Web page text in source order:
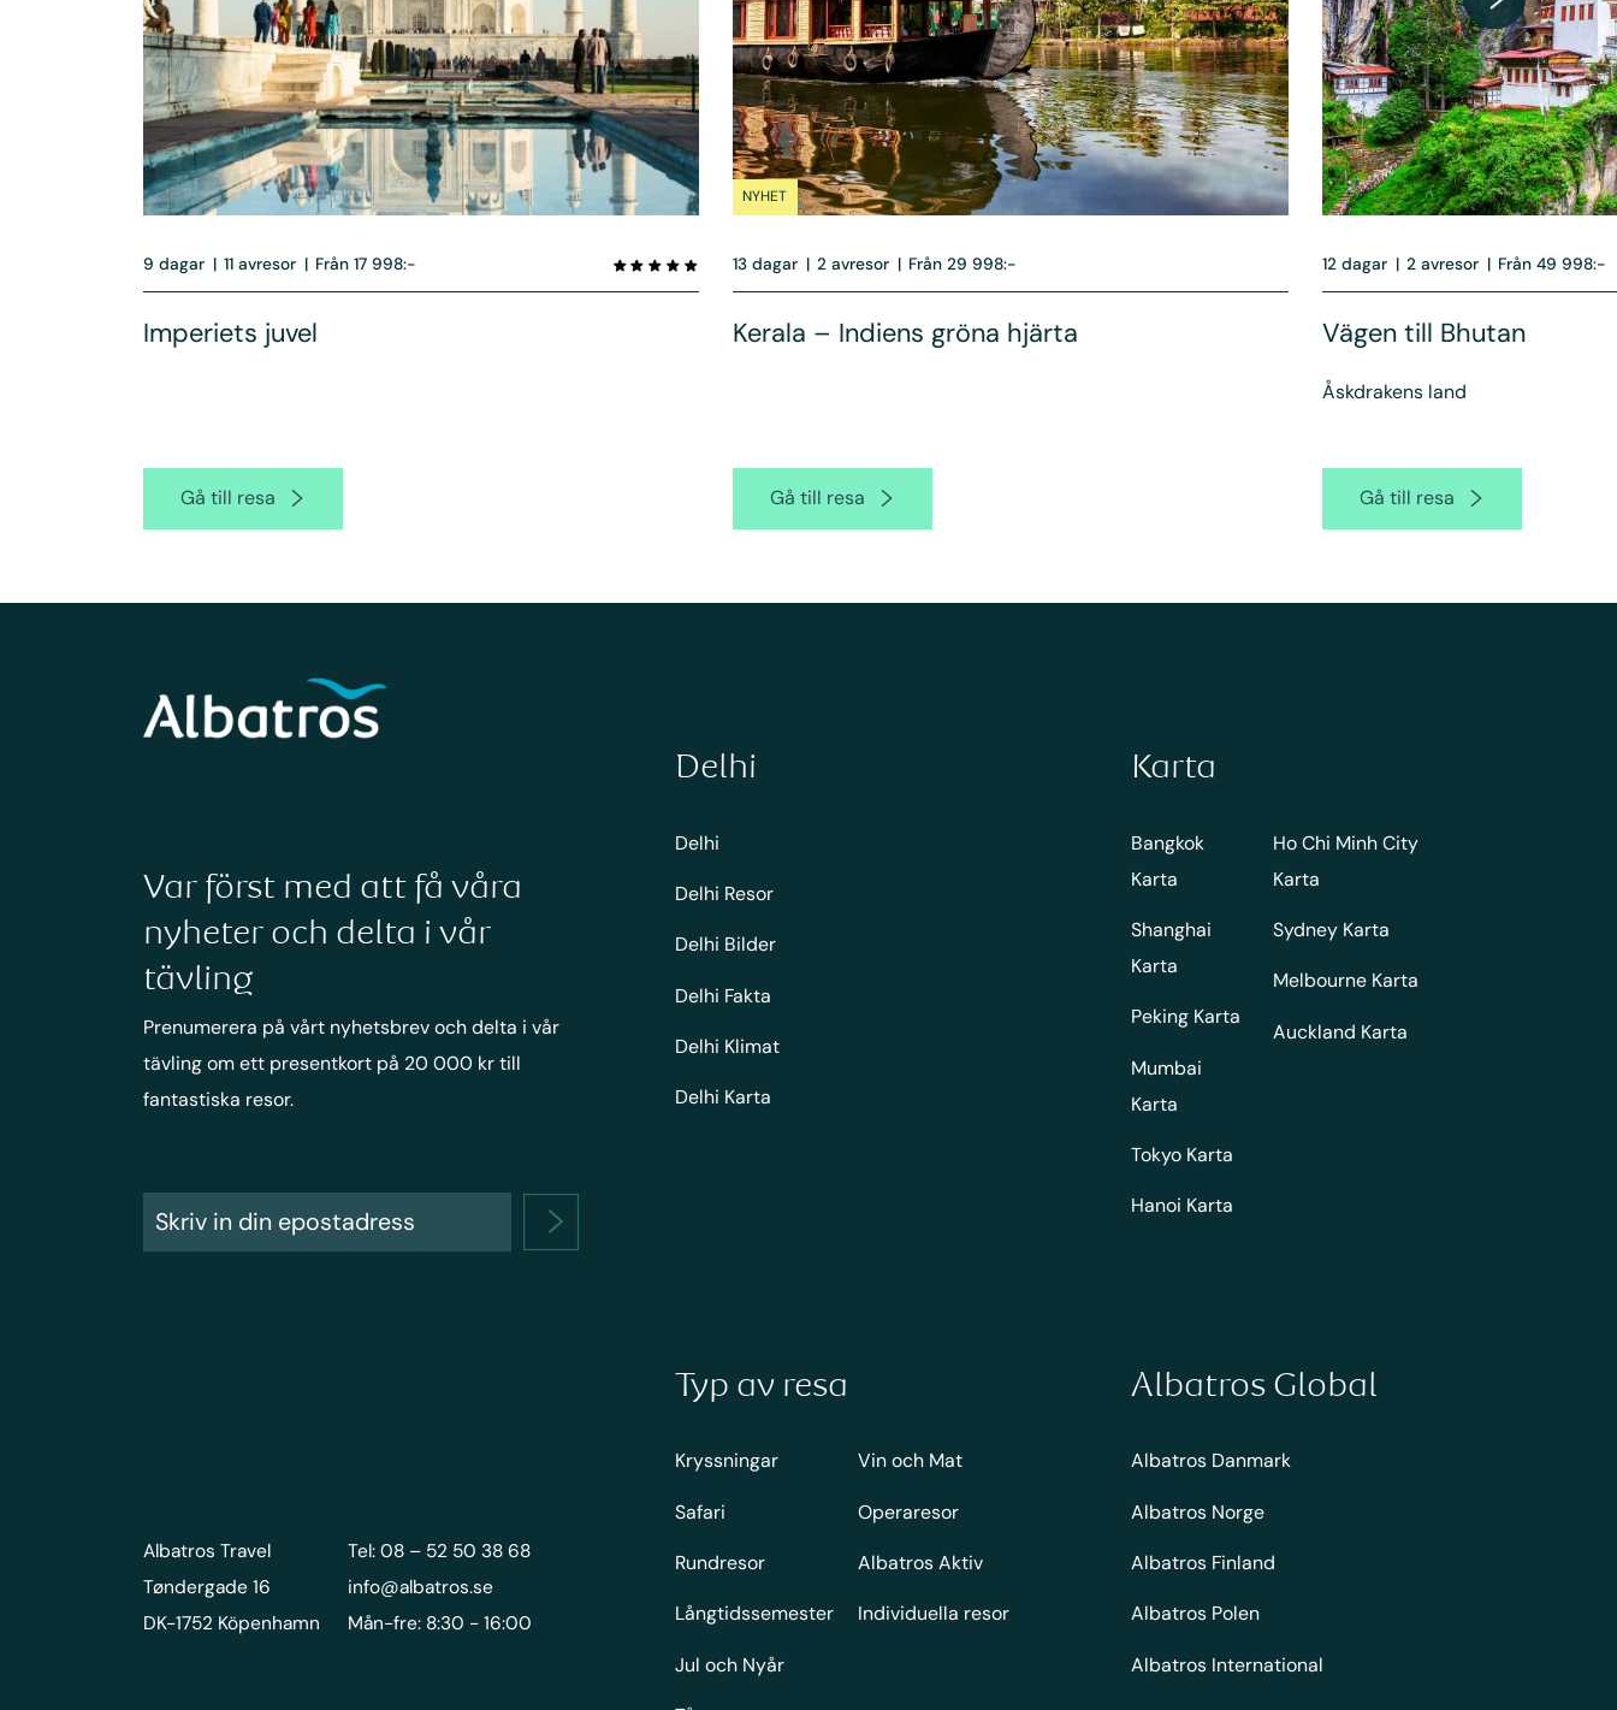
9 dagar | 11 avresor | Från 17 998:-
Imperiets juvel
Gå till resa
NYHET
13 dagar | 2 avresor | Från 29 998:-
Kerala – Indiens gröna hjärta
Gå till resa
12 dagar | 2 avresor | Från 49 998:-
Vägen till Bhutan
Åskdrakens land
Gå till resa
Var först med att få våra
nyheter och delta i vår
tävling
Prenumerera på vårt nyhetsbrev och delta i vår
tävling om ett presentkort på 20 000 kr till
fantastiska resor.
Delhi
Delhi
Delhi Resor
Delhi Bilder
Delhi Fakta
Delhi Klimat
Delhi Karta
Karta
Bangkok
Karta
Shanghai
Karta
Peking Karta
Mumbai
Karta
Tokyo Karta
Hanoi Karta
Ho Chi Minh City
Karta
Sydney Karta
Melbourne Karta
Auckland Karta
Albatros Travel
Tøndergade 16
DK-1752 Köpenhamn
Tel: 08 – 52 50 38 68
info@albatros.se
Mån-fre: 8:30 - 16:00
Typ av resa
Kryssningar
Safari
Rundresor
Långtidssemester
Jul och Nyår
Vin och Mat
Operaresor
Albatros Aktiv
Individuella resor
Albatros Global
Albatros Danmark
Albatros Norge
Albatros Finland
Albatros Polen
Albatros International